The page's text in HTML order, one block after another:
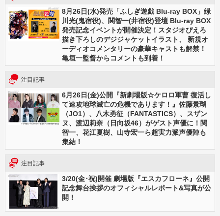
8月26日(水)発売「ふしぎ遊戯 Blu-ray BOX」緑
川光(鬼宿役)、関智一(井宿役)登壇 Blu-ray BOX
発売記念イベントが開催決定！スタジオぴえろ
描き下ろしのデジジャケットイラスト、 新規オ
ーディオコメンタリーの豪華キャストも解禁！
亀垣一監督からコメントも到着！
注目記事
6月26日(金)公開『新劇場版☆ケロロ軍曹 復活し
て速攻地球滅亡の危機であります！』佐藤景瑚
（JO1）、八木勇征（FANTASTICS）、スザン
ヌ、渡辺莉奈（日向坂46）がゲスト声優に！関
智一、花江夏樹、山寺宏一ら超実力派声優陣も
集結！
注目記事
3/20(金･祝)開催 劇場版『エスカフローネ』公開
記念舞台挨拶のオフィシャルレポート&写真が公
開！